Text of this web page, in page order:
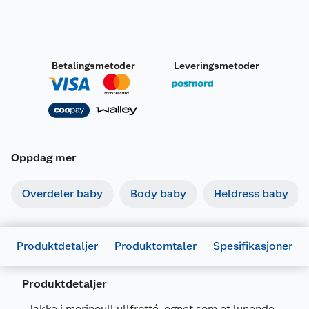
Betalingsmetoder Leveringsmetoder
Oppdag mer
Overdeler baby Body baby Heldress baby
Produktdetaljer Produktomtaler Spesifikasjoner
Produktdetaljer
Generelt
Artikkelnummer
7022573806011